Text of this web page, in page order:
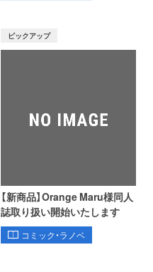
ピックアップ
【新商品】Orange Maru様同人
誌取り扱い開始いたします
コミック・ラノベ